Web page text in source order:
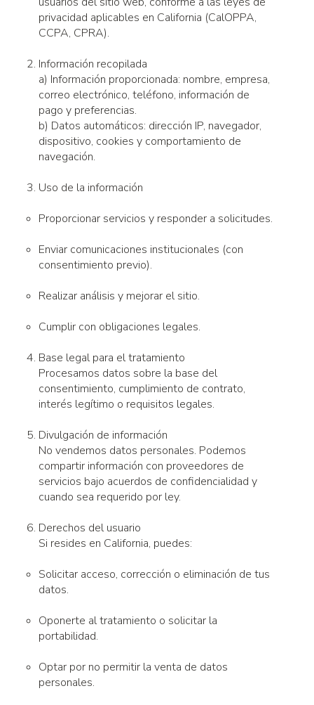
privacidad aplicables en California (CalOPPA,
CCPA, CPRA).
Información recopilada
a) Información proporcionada: nombre, empresa,
correo electrónico, teléfono, información de
pago y preferencias.
b) Datos automáticos: dirección IP, navegador,
dispositivo, cookies y comportamiento de
navegación.
Uso de la información
Proporcionar servicios y responder a solicitudes.
Enviar comunicaciones institucionales (con
consentimiento previo).
Realizar análisis y mejorar el sitio.
Cumplir con obligaciones legales.
Base legal para el tratamiento
Procesamos datos sobre la base del
consentimiento, cumplimiento de contrato,
interés legítimo o requisitos legales.
Divulgación de información
No vendemos datos personales. Podemos
compartir información con proveedores de
servicios bajo acuerdos de confidencialidad y
cuando sea requerido por ley.
Derechos del usuario
Si resides en California, puedes:
Solicitar acceso, corrección o eliminación de tus
datos.
Oponerte al tratamiento o solicitar la
portabilidad.
Optar por no permitir la venta de datos
personales.